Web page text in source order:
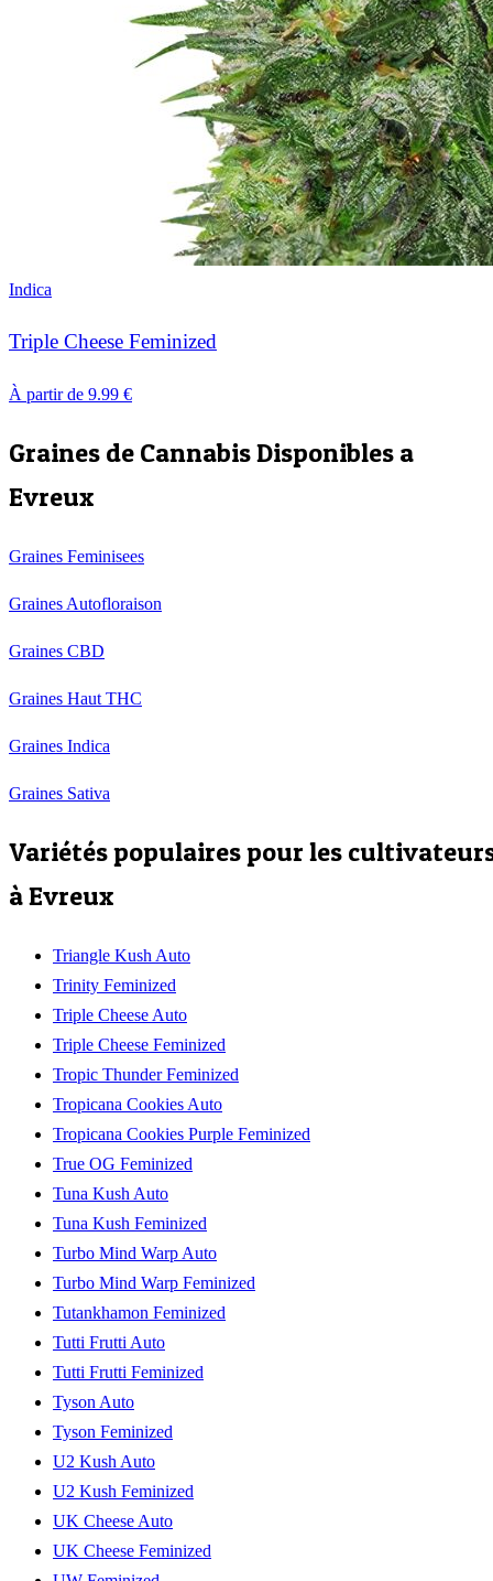
Indica
Triple Cheese Feminized
À partir de 9.99 €
Graines de Cannabis Disponibles a
Evreux
Graines Feminisees
Graines Autofloraison
Graines CBD
Graines Haut THC
Graines Indica
Graines Sativa
Variétés populaires pour les
àEvreux
Triangle Kush Auto
Trinity Feminized
Triple Cheese Auto
Triple Cheese Feminized
Tropic Thunder Feminized
Tropicana Cookies Auto
Tropicana Cookies Purple Feminized
True OG Feminized
Tuna Kush Auto
Tuna Kush Feminized
Turbo Mind Warp Auto
Turbo Mind Warp Feminized
Tutankhamon Feminized
Tutti Frutti Auto
Tutti Frutti Feminized
Tyson Auto
Tyson Feminized
U2 Kush Auto
U2 Kush Feminized
UK Cheese Auto
UK Cheese Feminized